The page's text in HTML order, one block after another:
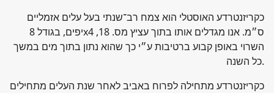
כקריזנטרדע האוסטלי הוא צמח רב־שנתי בעל עלים אזמליים
יפים, בגודל 8x4 ס״מ. אנו מגדלים אותו בתוך עציץ מס. 18,
השרוי באופן קבוע ברטיבות ע״י כך שהוא נתון בתוך מים במשך
כל השנה.
כקריזנטרדע מתחילה לפרוח באביב לאחר שנת העלים מתחילים